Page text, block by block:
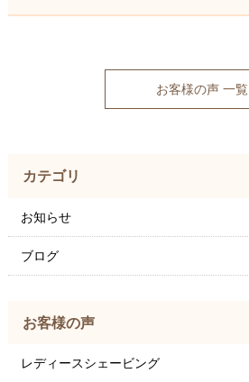
お客様の声 一覧
カテゴリ
お知らせ
ブログ
お客様の声
レディースシェービング